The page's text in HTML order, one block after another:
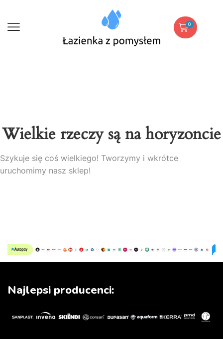
0
Wielkie rzeczy są na horyzoncie
Szykuje się coś wielkiego! Tworzymy i wkrótce
uruchomimy nasz sklep!
Najlepsi producenci: